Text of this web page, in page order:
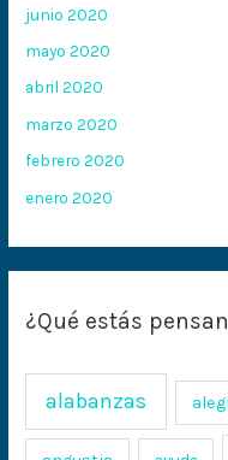
junio 2020
mayo 2020
abril 2020
marzo 2020
febrero 2020
enero 2020
¿Qué estás
alabanzas